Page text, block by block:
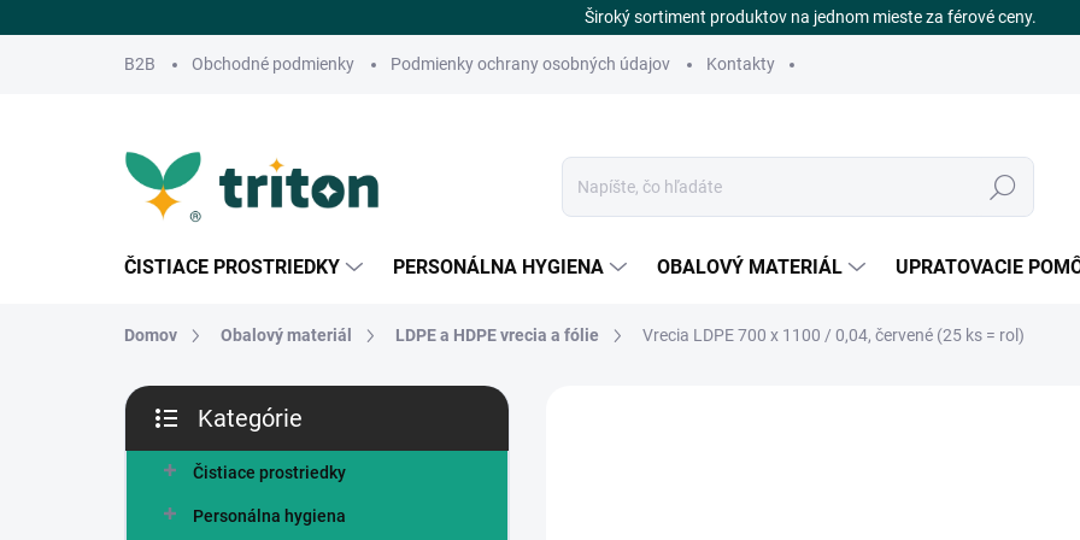
na
Široký sortiment produktov na jednom mieste za férové ceny.
B2B Obchodné podmienky Podmienky ochrany osobných údajov Kontakty
Hľadať
ČISTIACE PROSTRIEDKY PERSONÁLNA HYGIENA OBALOVÝ MATERIÁL UPRATOVACIE
Domov Obalový materiál LDPE a HDPE vrecia a fólie Vrecia LDPE 700 x 1100 / 0,04, červené (25 ks = rol)
B
č
kategórie
Kategórie
Čistiace prostriedky
Personálna hygiena